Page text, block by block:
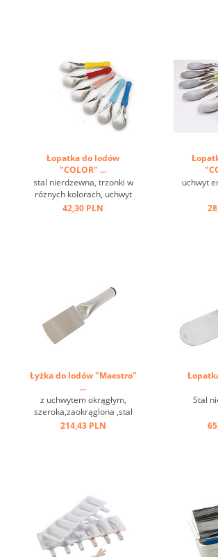
Łopatka do lodów
"COLOR" ...
stal nierdzewna, trzonki w
różnych kolorach, uchwyt
izolowany ...
42,30 PLN
uchwyt
Łyżka do lodów "Maestro"
...
z uchwytem okrągłym,
szeroka,zaokrąglona ,stal
nierdzewna ...
214,43 PLN
Stal